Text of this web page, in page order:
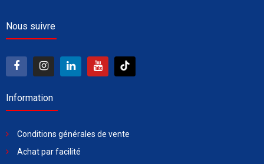
Nous suivre
Information
Conditions générales de vente
Achat par facilité